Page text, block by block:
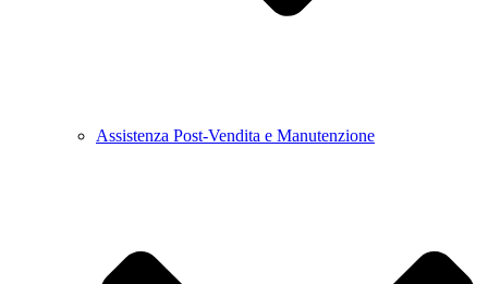
Assistenza Post-Vendita e Manutenzione